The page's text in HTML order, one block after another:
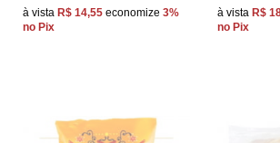
à vista R$ 14,55 economize 3%
no Pix
à vista R$
no Pix